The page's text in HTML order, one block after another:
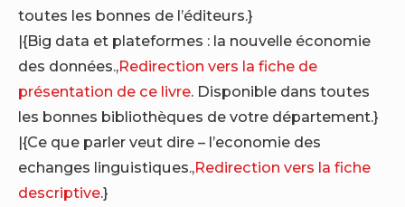
toutes les bonnes de l’éditeurs.}
|{Big data et plateformes : la nouvelle économie
des données.,Redirection vers la fiche de
présentation de ce livre. Disponible dans toutes
les bonnes bibliothèques de votre département.}
|{Ce que parler veut dire – l’economie des
echanges linguistiques.,Redirection vers la fiche
descriptive.}